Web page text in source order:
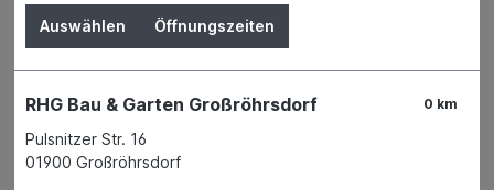
Schrauben und Muttern
SWG Schnellbauschrauben
Grobgewinde 3,9x55 mm SXF
SWG SCHRAUBENWERK GAISBACH
Auswählen Öffnungszeiten
0 km
RHG Bau & Garten Großröhrsdorf
Pulsnitzer Str. 16
01900 Großröhrsdorf